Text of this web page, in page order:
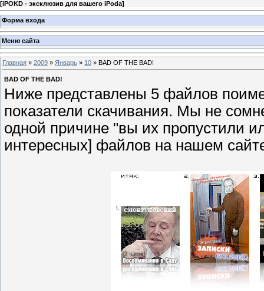
[iPOKD - эксклюзив для вашего iPoda]
Форма входа
Меню сайта
Главная » 2009 » Январь » 10 » BAD OF THE BAD!
BAD OF THE BAD!
Ниже представлены 5 файлов
показатели скачивания. Мы не
одной причине "вы их пропустили
интересных] файлов на нашем